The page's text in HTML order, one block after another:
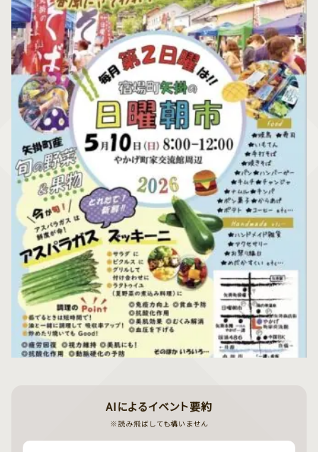
AIによるイベント要約
※読み飛ばしても構いません